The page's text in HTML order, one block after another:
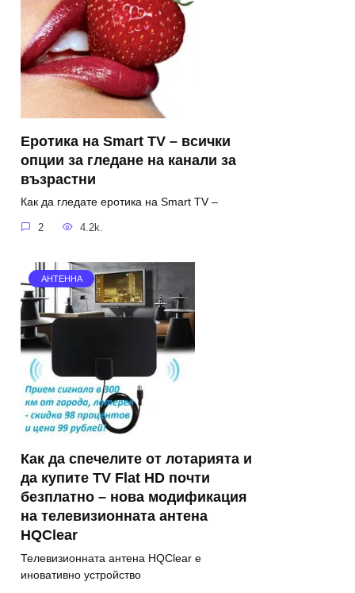
Еротика на Smart TV – всички
опции за гледане на канали за
възрастни
Как да гледате еротика на Smart TV –
2 4.2k.
АНТЕННА
Как да спечелите от лотарията и
да купите TV Flat HD почти
безплатно – нова модификация
на телевизионната антена
HQClear
Телевизионната антена HQClear е
иновативно устройство